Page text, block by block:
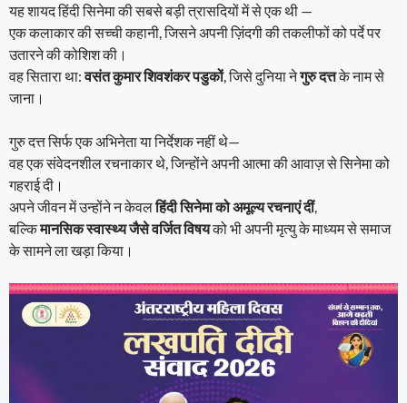
यह शायद हिंदी सिनेमा की सबसे बड़ी त्रासदियों में से एक थी —
एक कलाकार की सच्ची कहानी, जिसने अपनी ज़िंदगी की तकलीफों को पर्दे पर
उतारने की कोशिश की।
वह सितारा था:वसंत कुमार शिवशंकर पडुकों, जिसे दुनिया नेगुरु दत्तके नाम से
जाना।
गुरु दत्त सिर्फ एक अभिनेता या निर्देशक नहीं थे—
वह एक संवेदनशील रचनाकार थे, जिन्होंने अपनी आत्मा की आवाज़ से सिनेमा को
गहराई दी।
अपने जीवन में उन्होंने न केवलहिंदी सिनेमा को अमूल्य रचनाएं दीं,
बल्किमानसिक स्वास्थ्य जैसे वर्जित विषयको भी अपनी मृत्यु के माध्यम से समाज
के सामने ला खड़ा किया।